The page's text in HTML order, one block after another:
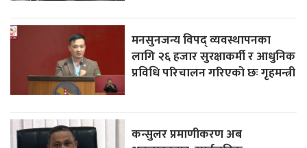
मनसुनजन्य विपद् व्यवस्थापनका
लागि २६ हजार सुरक्षाकर्मी र आधुनिक
प्रविधि परिचालन गरिएको छः गृहमन्त्री
कन्सुलर प्रमाणीकरण अब